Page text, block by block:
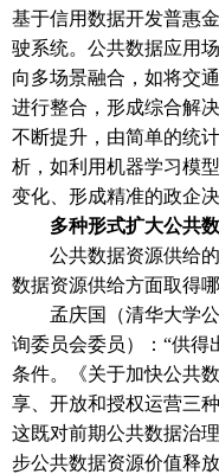
基于信用数据开发普惠
驶系统。公共数据应用
向多场景融合，如将交
进行整合，形成综合解
不断提升，由简单的统
析，如利用机器学习模
变化、形成精准的政企决
多种形式扩大公共
公共数据资源供给的
数据资源供给方面取得
孟庆国（清华大学公
询委员会委员）： “供得
条件。《关于加快公共
享、开放和授权运营三
这既对前期公共数据治
步公共数据资源价值释